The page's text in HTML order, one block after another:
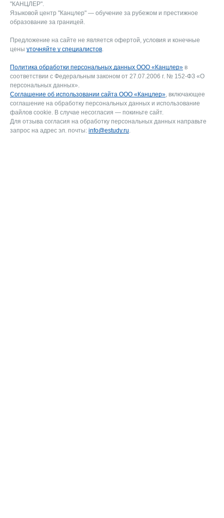
"КАНЦЛЕР".
Языковой центр "Канцлер" — обучение за рубежом и престижное
образование за границей.
Предложение на сайте не является офертой, условия и конечные
цены уточняйте у специалистов.
Политика обработки персональных данных ООО «Канцлер» в
соответствии с Федеральным законом от 27.07.2006 г. № 152-ФЗ «О
персональных данных».
Соглашение об использовании сайта ООО «Канцлер», включающее
соглашение на обработку персональных данных и использование
файлов cookie. В случае несогласия — покиньте сайт.
Для отзыва согласия на обработку персональных данных направьте
запрос на адрес эл. почты: info@estudy.ru.